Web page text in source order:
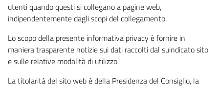
utenti quando questi si collegano a pagine web,
indipendentemente dagli scopi del collegamento.
Lo scopo della presente informativa privacy è fornire in
maniera trasparente notizie sui dati raccolti dal suindicato sito
e sulle relative modalità di utilizzo.
La titolarità del sito web è della Presidenza del Consiglio, la